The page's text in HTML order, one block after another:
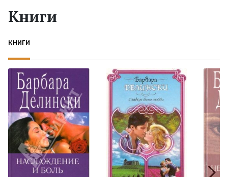
Жанры
Экранизации
Коллекции
Книги
КНИГИ